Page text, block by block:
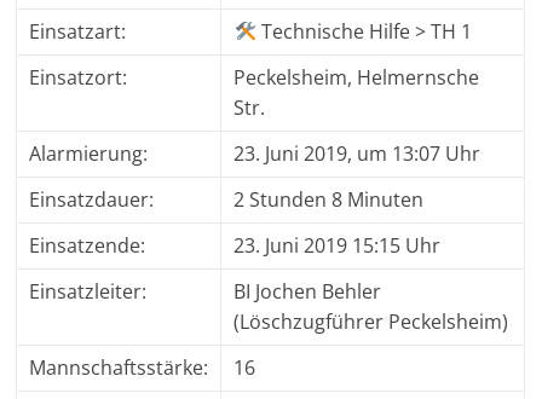
Einsatzart:
Technische Hilfe > TH 1
Einsatzort:
Peckelsheim, Helmernsche
Str.
Alarmierung:
23. Juni 2019, um 13:07 Uhr
Einsatzdauer:
2 Stunden 8 Minuten
Einsatzende:
23. Juni 2019 15:15 Uhr
Einsatzleiter:
BI Jochen Behler
(Löschzugführer Peckelsheim)
Mannschaftsstärke:
16